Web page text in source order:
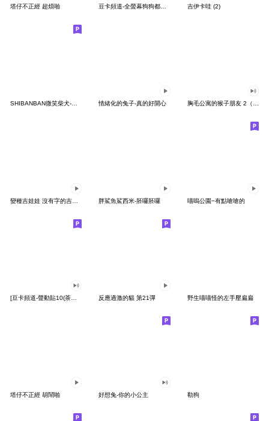
塔仔不正經 超煩啪 吉伊卡哇 (2)
SHIBANBAN微笑柴犬-廢柴寶寶日常 情緒化的兔子-真的好開心 胸毛公寓的猴子朋友 2（有聲動態）
胖鯊魚鯊西米-胚囉胚囉 喵嗚公園−有點嗆嗆的
反應過激的貓 第21彈 野生喵喵怪的左手壓扁扁
塔仔不正經 胡鬧啪 好想兔-你的小公主 勒狗